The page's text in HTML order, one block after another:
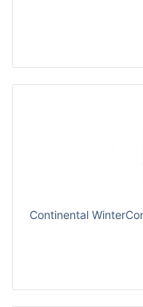
Continental